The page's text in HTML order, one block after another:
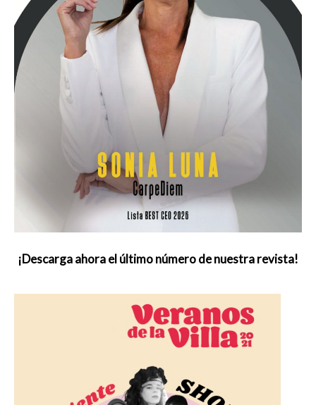
¡Descarga ahora el último número de nuestra revista!